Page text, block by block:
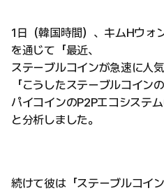
1日（韓国時間）、キムHウォ
を通じて「最近、
ステーブルコインが急速に人
「こうしたステーブルコイン
パイコインのP2Pエコシステ
と分析しました。
続けて彼は「ステーブルコイ